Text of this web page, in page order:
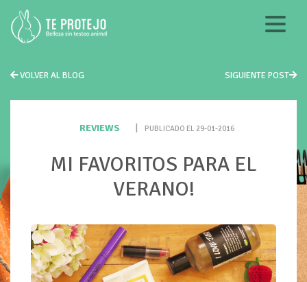
VOLVER AL BLOG SIGUIENTE POST
REVIEWS PUBLICADO EL 29-01-2016
MI FAVORITOS PARA EL
VERANO!